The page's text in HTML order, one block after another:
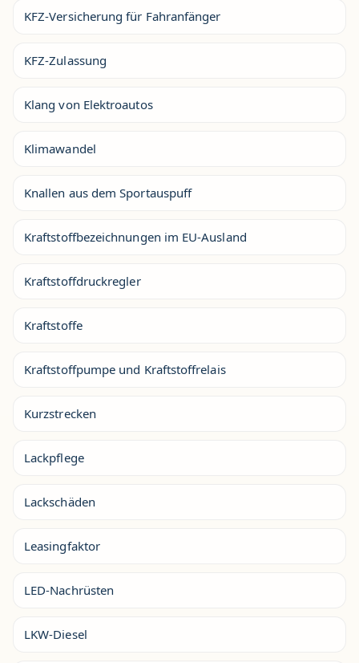
KFZ-Versicherung für Fahranfänger
KFZ-Zulassung
Klang von Elektroautos
Klimawandel
Knallen aus dem Sportauspuff
Kraftstoffbezeichnungen im EU-Ausland
Kraftstoffdruckregler
Kraftstoffe
Kraftstoffpumpe und Kraftstoffrelais
Kurzstrecken
Lackpflege
Lackschäden
Leasingfaktor
LED-Nachrüsten
LKW-Diesel